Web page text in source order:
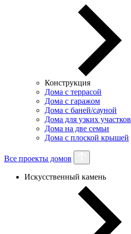
Конструкция
Дома с террасой
Дома с гаражом
Дома с баней/сауной
Дома для узких участков
Дома на две семьи
Дома с плоской крышей
Все проекты домов
Искусственный камень